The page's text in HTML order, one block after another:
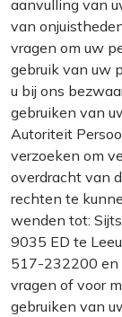
aanvulling van
van
vragen om uw
gebruik van uw
u bij ons
gebruiken van
Autoriteit
verzoeken om
overdracht van
rechten te
wenden tot:
9035 ED te
517-232200 en
vragen of voor
gebruiken van